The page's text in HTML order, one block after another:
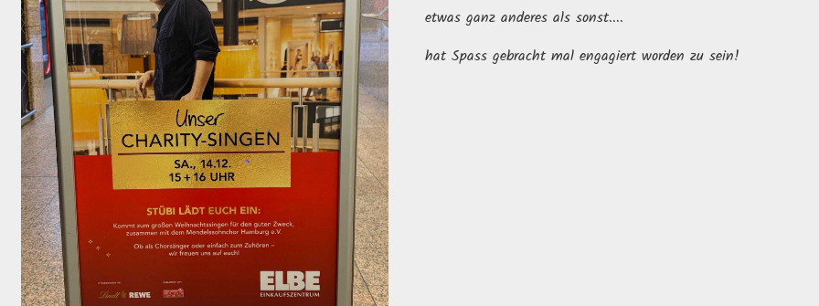
etwas ganz anderes als sonst....
hat Spass gebracht mal engagiert worden zu sein!